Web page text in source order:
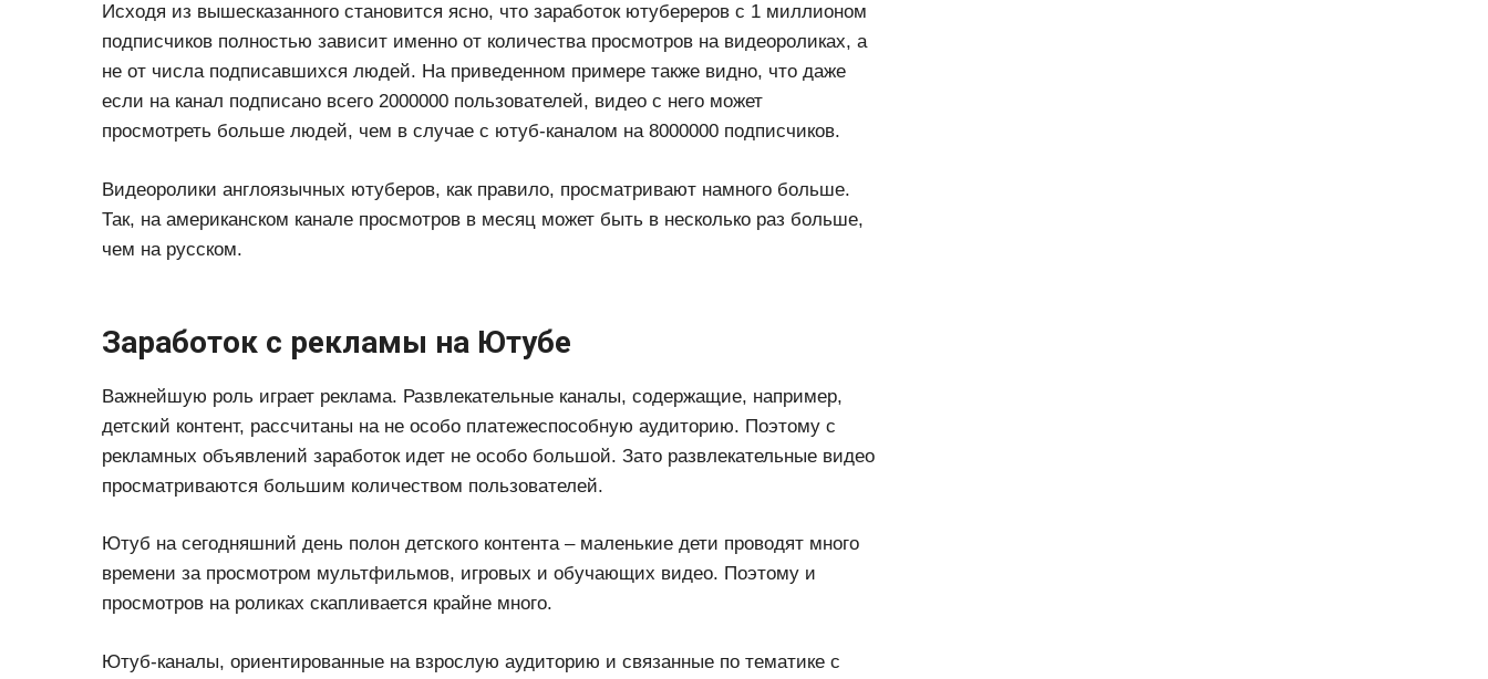
Исходя из вышесказанного становится ясно, что заработок ютубереров с 1 миллионом
подписчиков полностью зависит именно от количества просмотров на видеороликах, а
не от числа подписавшихся людей. На приведенном примере также видно, что даже
если на канал подписано всего 2000000 пользователей, видео с него может
просмотреть больше людей, чем в случае с ютуб-каналом на 8000000 подписчиков.
Видеоролики англоязычных ютуберов, как правило, просматривают намного больше.
Так, на американском канале просмотров в месяц может быть в несколько раз больше,
чем на русском.
Заработок с рекламы на Ютубе
Важнейшую роль играет реклама. Развлекательные каналы, содержащие, например,
детский контент, рассчитаны на не особо платежеспособную аудиторию. Поэтому с
рекламных объявлений заработок идет не особо большой. Зато развлекательные видео
просматриваются большим количеством пользователей.
Ютуб на сегодняшний день полон детского контента – маленькие дети проводят много
времени за просмотром мультфильмов, игровых и обучающих видео. Поэтому и
просмотров на роликах скапливается крайне много.
Ютуб-каналы, ориентированные на взрослую аудиторию и связанные по тематике с